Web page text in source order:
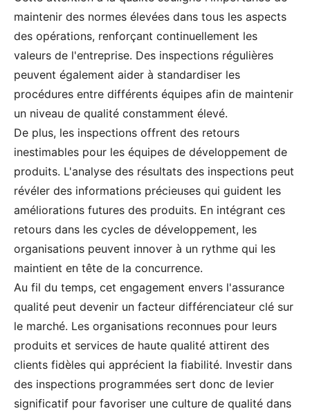
maintenir des normes élevées dans tous les aspects
des opérations, renforçant continuellement les
valeurs de l'entreprise. Des inspections régulières
peuvent également aider à standardiser les
procédures entre différents équipes afin de maintenir
un niveau de qualité constamment élevé.
De plus, les inspections offrent des retours
inestimables pour les équipes de développement de
produits. L'analyse des résultats des inspections peut
révéler des informations précieuses qui guident les
améliorations futures des produits. En intégrant ces
retours dans les cycles de développement, les
organisations peuvent innover à un rythme qui les
maintient en tête de la concurrence.
Au fil du temps, cet engagement envers l'assurance
qualité peut devenir un facteur différenciateur clé sur
le marché. Les organisations reconnues pour leurs
produits et services de haute qualité attirent des
clients fidèles qui apprécient la fiabilité. Investir dans
des inspections programmées sert donc de levier
significatif pour favoriser une culture de qualité dans